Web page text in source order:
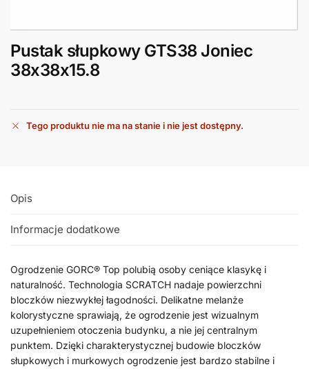
Pustak słupkowy GTS38 Joniec
38x38x15.8
Tego produktu nie ma na stanie i nie jest dostępny.
Opis
Informacje dodatkowe
Ogrodzenie GORC® Top polubią osoby ceniące klasykę i
naturalność. Technologia SCRATCH nadaje powierzchni
bloczków niezwykłej łagodności. Delikatne melanże
kolorystyczne sprawiają, że ogrodzenie jest wizualnym
uzupełnieniem otoczenia budynku, a nie jej centralnym
punktem. Dzięki charakterystycznej budowie bloczków
słupkowych i murkowych ogrodzenie jest bardzo stabilne i